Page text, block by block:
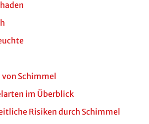
von Schimmel
im Überblick
Risiken durch Schimmel